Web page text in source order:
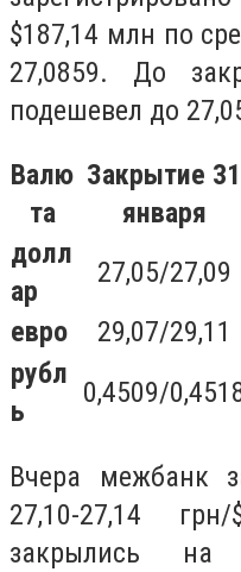
$187,14 млн по
27,0859. До
подешевел до
Валю
та
Закрытие 31
января
долл
ар
27,05/27,09
евро
29,07/29,11
рубл
ь
0,4509/
Вчера межбанк
27,10-27,14
закрылись на